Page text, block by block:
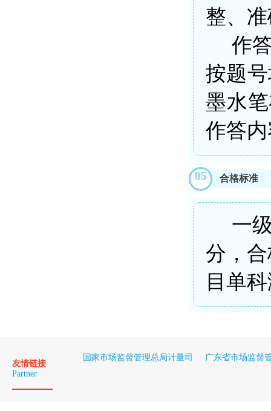
整、
作
按题
墨水
作答
05 合格标准
一
分，
目单
友情链接
Partner
国家市场监督管理总局计量司 广东省市场监督